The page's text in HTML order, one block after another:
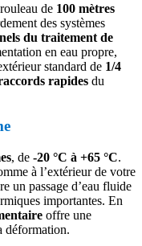
de 100 mètres
des systèmes
du traitement de
en eau propre,
standard de 1/4
rapides du
, de -20 °C à +65 °C.
à l’extérieur de votre
un passage d’eau fluide
importantes. En
offre une
déformation.